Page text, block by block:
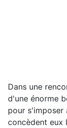
Dans une
d'une énorme
pour s'imposer
concèdent eux